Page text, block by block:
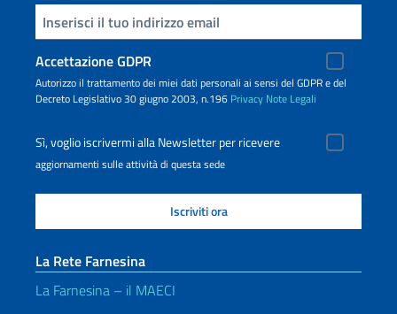
Inserisci la tua email
Accettazione GDPR
Autorizzo il trattamento dei miei dati personali ai sensi del GDPR e del
Decreto Legislativo 30 giugno 2003, n.196 Privacy Note Legali
Sì, voglio iscrivermi alla Newsletter per ricevere
aggiornamenti sulle attività di questa sede
La Rete Farnesina
La Farnesina – il MAECI